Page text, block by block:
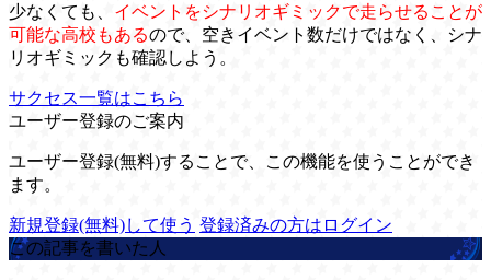
少なくても、 イベントをシナリオギミックで走らせることが
可能な高校もあるので、空きイベント数だけではなく、シナ
リオギミックも確認しよう。
サクセス一覧はこちら
ユーザー登録のご案内
ユーザー登録(無料)することで、この機能を使うことができ
ます。
新規登録(無料)して使う 登録済みの方はログイン
この記事を書いた人